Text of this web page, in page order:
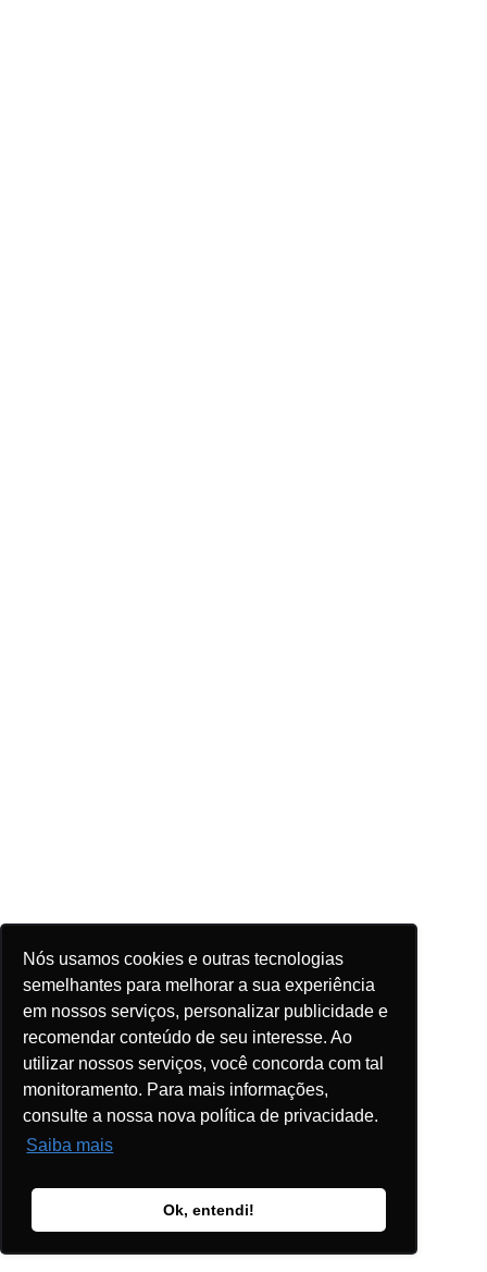
Nós usamos cookies e outras tecnologias
semelhantes para melhorar a sua experiência
em nossos serviços, personalizar publicidade e
recomendar conteúdo de seu interesse. Ao
utilizar nossos serviços, você concorda com tal
monitoramento. Para mais informações,
consulte a nossa nova política de privacidade.
Saiba mais
Ok, entendi!